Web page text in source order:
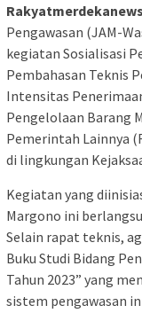
Pengawasan (JAM-
kegiatan Sosialisasi
Pembahasan Teknis
Intensitas
Pengelolaan Barang
Pemerintah Lainnya
di lingkungan
Kegiatan yang
Margono ini
Selain rapat teknis,
Buku Studi Bidang
Tahun 2023” yang
sistem pengawasan